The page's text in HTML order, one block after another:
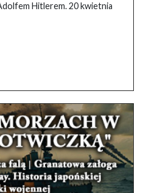
Hitlerem. 20 kwietnia